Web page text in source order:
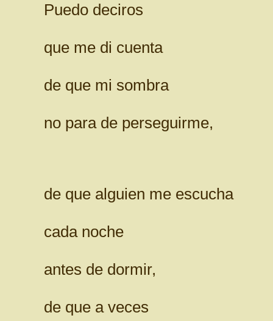
Puedo deciros
que me di cuenta
de que mi sombra
no para de perseguirme,
de que alguien me escucha
cada noche
antes de dormir,
de que a veces